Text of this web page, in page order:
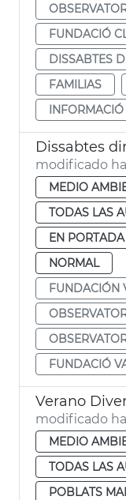
FUNDACIÓ
DISSABTES
FAMILIAS
INFORMACIÓ
Dissabtes
modificado
MEDIO
TODAS LAS
EN PORTADA
NORMAL
FUNDACIÓN
FUNDACIÓ
Verano
modificado
MEDIO
TODAS LAS
POBLATS